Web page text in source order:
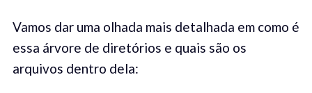
Vamos dar uma olhada mais detalhada em como é
essa árvore de diretórios e quais são os
arquivos dentro dela: